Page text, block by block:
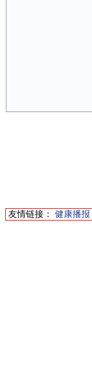
友情链接： 健康播报